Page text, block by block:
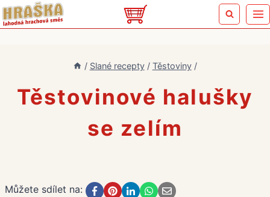
Přeskočit
na
/ Slané recepty / Těstoviny /
Těstovinové halušky
se zelím
Můžete sdílet na: